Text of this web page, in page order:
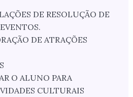
DE RESOLUÇÃO DE
DE ATRAÇÕES
O ALUNO PARA
CULTURAIS